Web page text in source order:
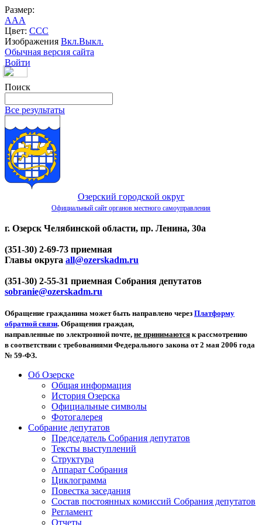
Размер:
AAA
Цвет: CCC
Изображения Вкл.Выкл.
Обычная версия сайта
Войти
Поиск
Все результаты
Озерский городской округ
Официальный сайт органов местного самоуправления
г. Озерск Челябинской области, пр. Ленина, 30а
(351-30) 2-69-73 приемная
Главы округа all@ozerskadm.ru
(351-30) 2-55-31 приемная Собрания депутатов
sobranie@ozerskadm.ru
Обращение гражданина может быть направлено через Платформу
обратной связи. Обращения граждан,
направленные по электронной почте, не принимаются к рассмотрению
в соответствии с требованиями Федерального закона от 2 мая 2006 года
№ 59-ФЗ.
Об Озерске
Общая информация
История Озерска
Официальные символы
Фотогалерея
Собрание депутатов
Председатель Собрания депутатов
Тексты выступлений
Структура
Аппарат Собрания
Циклограмма
Повестка заседания
Состав постоянных комиссий Собрания депутатов
Регламент
Отчеты